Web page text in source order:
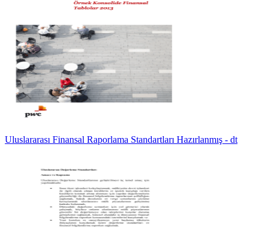
Uluslararası Finansal Raporlama Standartları Hazırlanmış - dt